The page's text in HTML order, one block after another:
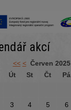
akcí
<< < Červen 2025
Út St Čt Pá
3 4 5 6